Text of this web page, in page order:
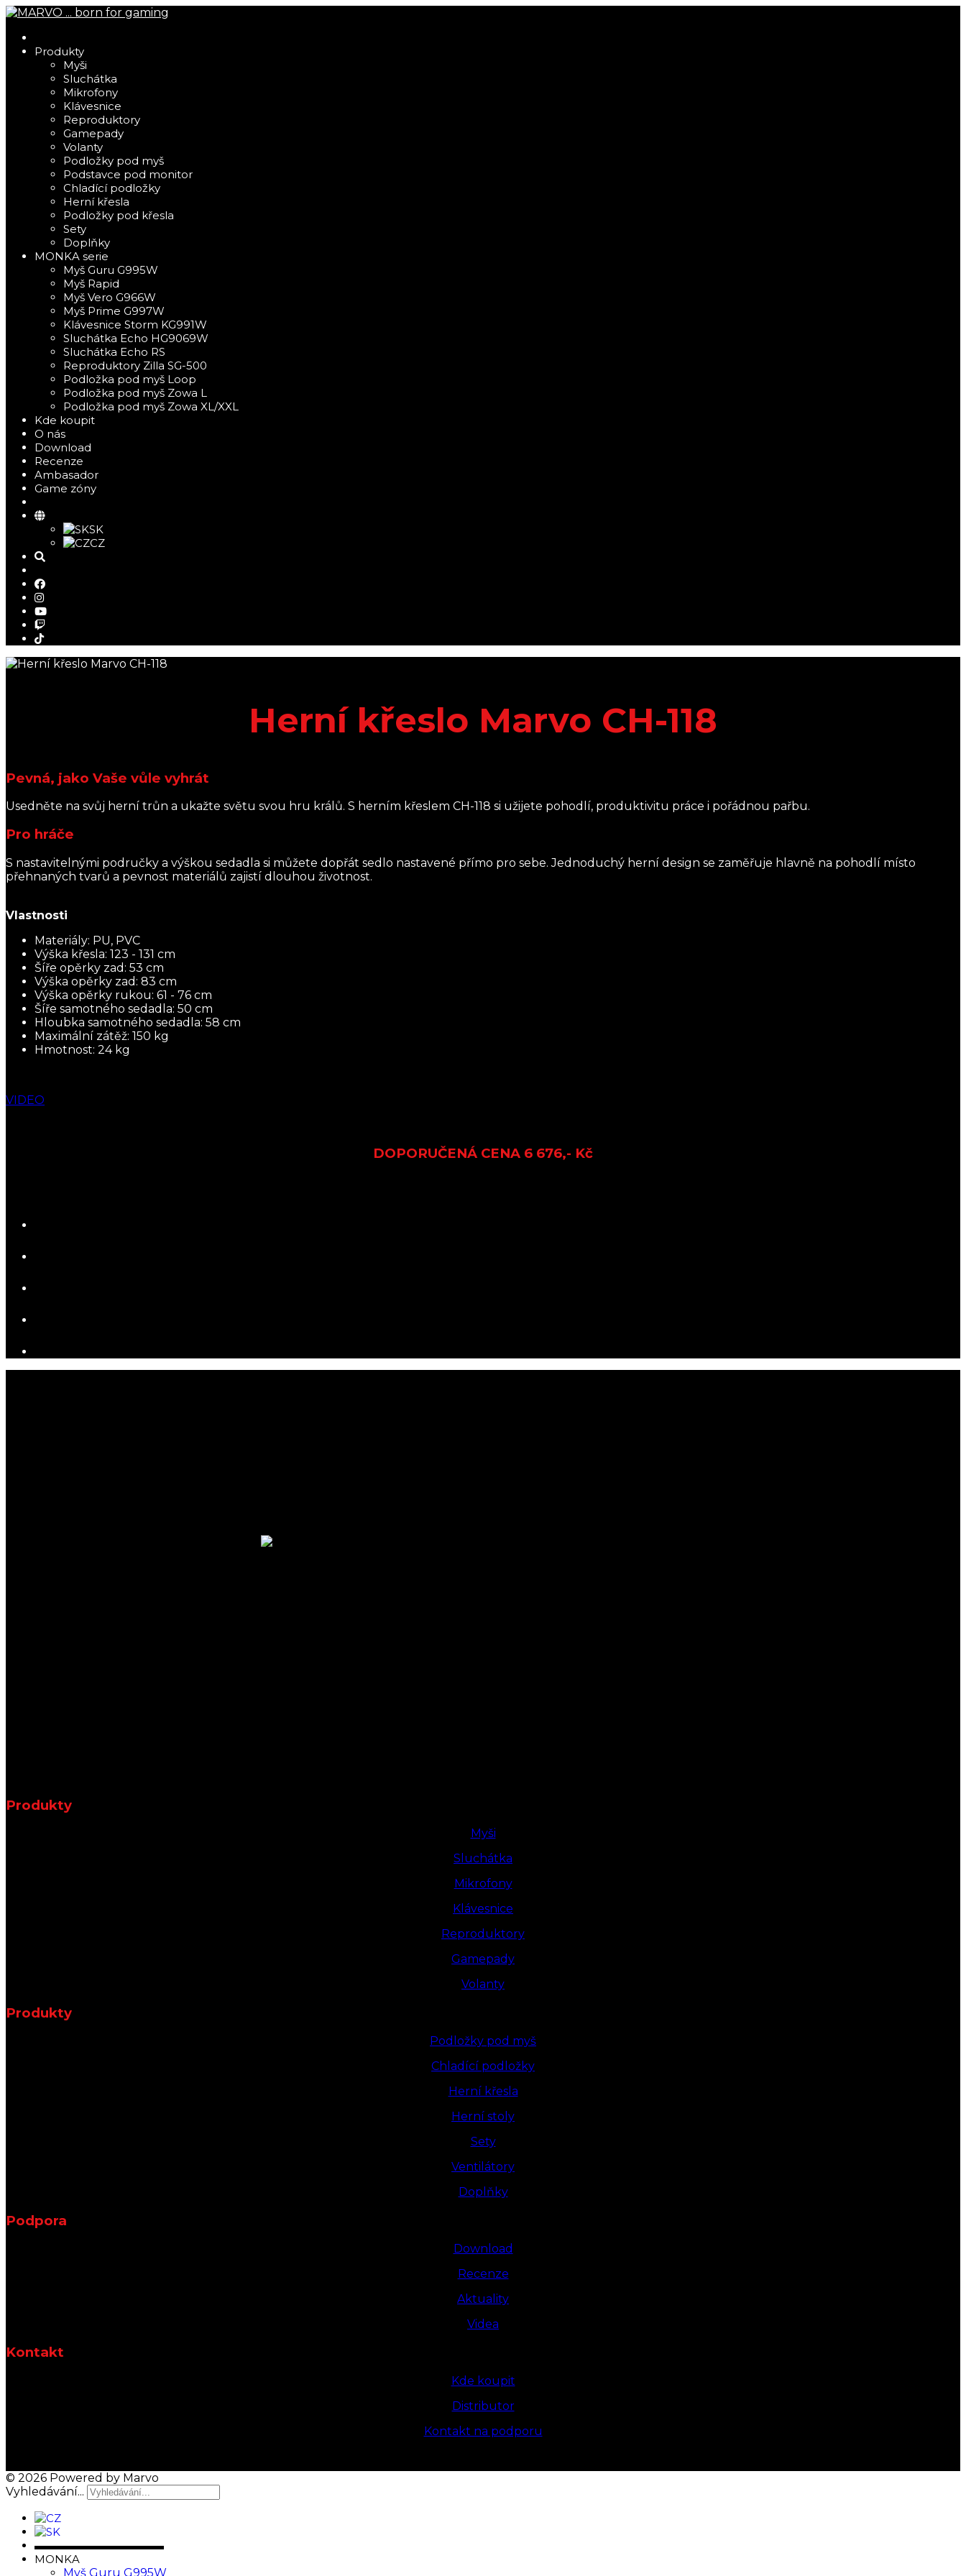
Produkty
Myši
Sluchátka
Mikrofony
Klávesnice
Reproduktory
Gamepady
Volanty
Podložky pod myš
Podstavce pod monitor
Chladící podložky
Herní křesla
Podložky pod křesla
Sety
Doplňky
MONKA serie
Myš Guru G995W
Myš Rapid
Myš Vero G966W
Myš Prime G997W
Klávesnice Storm KG991W
Sluchátka Echo HG9069W
Sluchátka Echo RS
Reproduktory Zilla SG-500
Podložka pod myš Loop
Podložka pod myš Zowa L
Podložka pod myš Zowa XL/XXL
Kde koupit
O nás
Download
Recenze
Ambasador
Game zóny
SK
CZ
Herní křeslo Marvo CH-118
Pevná, jako Vaše vůle vyhrát
Usedněte na svůj herní trůn a ukažte světu svou hru králů. S herním křeslem CH-118 si užijete pohodlí, produktivitu práce i pořádnou pařbu.
Pro hráče
S nastavitelnými područky a výškou sedadla si můžete dopřát sedlo nastavené přímo pro sebe. Jednoduchý herní design se zaměřuje hlavně na pohodlí místo
přehnaných tvarů a pevnost materiálů zajistí dlouhou životnost.
Vlastnosti
Materiály: PU, PVC
Výška křesla: 123 - 131 cm
Šíře opěrky zad: 53 cm
Výška opěrky zad: 83 cm
Výška opěrky rukou: 61 - 76 cm
Šíře samotného sedadla: 50 cm
Hloubka samotného sedadla: 58 cm
Maximální zátěž: 150 kg
Hmotnost: 24 kg
VIDEO
DOPORUČENÁ CENA 6 676,- Kč
Produkty
Myši
Sluchátka
Mikrofony
Klávesnice
Reproduktory
Gamepady
Volanty
Produkty
Podložky pod myš
Chladící podložky
Herní křesla
Herní stoly
Sety
Ventilátory
Doplňky
Podpora
Download
Recenze
Aktuality
Videa
Kontakt
Kde koupit
Distributor
Kontakt na podporu
© 2026 Powered by Marvo
Vyhledávání...
▬▬▬▬▬▬▬▬▬▬▬▬
MONKA
Myš Guru G995W